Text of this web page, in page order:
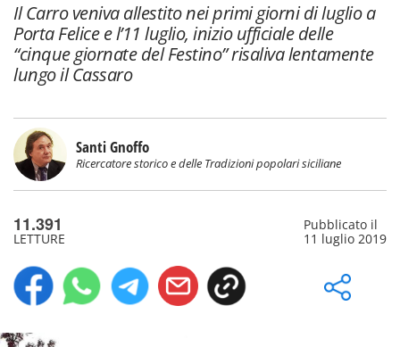
Il Carro veniva allestito nei primi giorni di luglio a
Porta Felice e l’11 luglio, inizio ufficiale delle
“cinque giornate del Festino” risaliva lentamente
lungo il Cassaro
Santi Gnoffo
Ricercatore storico e delle Tradizioni popolari siciliane
11.391
LETTURE
Pubblicato il
11 luglio 2019